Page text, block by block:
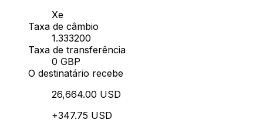
Xe
Taxa de câmbio
1.333200
Taxa de transferência
0 GBP
O destinatário recebe
26,664.00 USD
+347.75 USD